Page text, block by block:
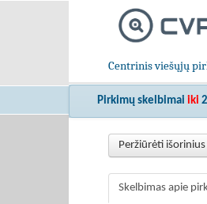
Centrinis viešųjų
Pirkimų skelbimai iki
Peržiūrėti
Skelbimas apie